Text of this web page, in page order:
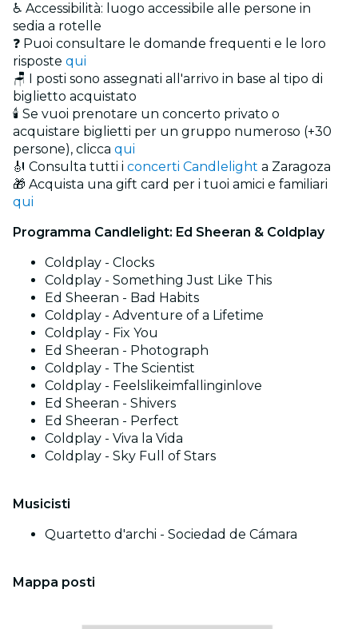
♿ Accessibilità: luogo accessibile alle persone in
sedia a rotelle
❓ Puoi consultare le domande frequenti e le loro
risposte qui
🪑 I posti sono assegnati all'arrivo in base al tipo di
biglietto acquistato
🕯️ Se vuoi prenotare un concerto privato o
acquistare biglietti per un gruppo numeroso (+30
persone), clicca qui
🎻 Consulta tutti i concerti Candlelight a Zaragoza
🎁 Acquista una gift card per i tuoi amici e familiari
qui
Programma Candlelight: Ed Sheeran & Coldplay
Coldplay - Clocks
Coldplay - Something Just Like This
Ed Sheeran - Bad Habits
Coldplay - Adventure of a Lifetime
Coldplay - Fix You
Ed Sheeran - Photograph
Coldplay - The Scientist
Coldplay - Feelslikeimfallinginlove
Ed Sheeran - Shivers
Ed Sheeran - Perfect
Coldplay - Viva la Vida
Coldplay - Sky Full of Stars
Musicisti
Quartetto d'archi - Sociedad de Cámara
Mappa posti